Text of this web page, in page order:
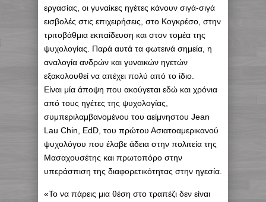
εργασίας, οι γυναίκες ηγέτες κάνουν σιγά-σιγά
εισβολές στις επιχειρήσεις, στο Κογκρέσο, στην
τριτοβάθμια εκπαίδευση και στον τομέα της
ψυχολογίας. Παρά αυτά τα φωτεινά σημεία, η
αναλογία ανδρών και γυναικών ηγετών
εξακολουθεί να απέχει πολύ από το ίδιο.
Είναι μία άποψη που ακούγεται εδώ και χρόνια
από τους ηγέτες της ψυχολογίας,
συμπεριλαμβανομένου του αείμνηστου Jean
Lau Chin, EdD, του πρώτου Ασιατοαμερικανού
ψυχολόγου που έλαβε άδεια στην πολιτεία της
Μασαχουσέτης και πρωτοπόρο στην
υπεράσπιση της διαφορετικότητας στην ηγεσία.
«Το να πάρεις μια θέση στο τραπέζι δεν είναι